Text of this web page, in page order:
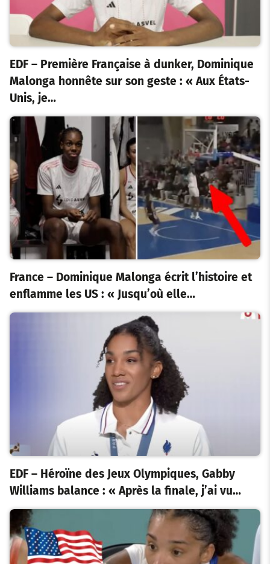
EDF – Première Française à dunker, Dominique
Malonga honnête sur son geste : « Aux États-
Unis, je…
France – Dominique Malonga écrit l’histoire et
enflamme les US : « Jusqu’où elle…
EDF – Héroïne des Jeux Olympiques, Gabby
Williams balance : « Après la finale, j’ai vu…